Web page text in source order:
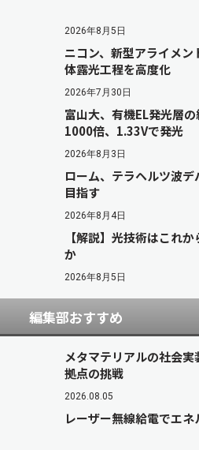
2026年8月5日
ニコン、新型アライメ
体露光工程を高度化
2026年7月30日
富山大、有機EL発光層
1000倍、1.33Vで発光
2026年8月3日
ローム、テラヘルツ波
目指す
2026年8月4日
【解説】光技術はこれ
か
2026年8月5日
編集部おすすめ
メタマテリアルの社会
拠点の挑戦
2026.08.05
レーザー無線給電でエ